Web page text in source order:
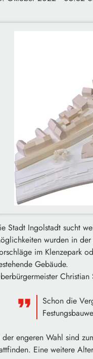
Stadt Ingolstadt sucht
wurden in der
im Klenzepark
Gebäude.
Christian
Schon die
der engeren Wahl sind
Eine weitere